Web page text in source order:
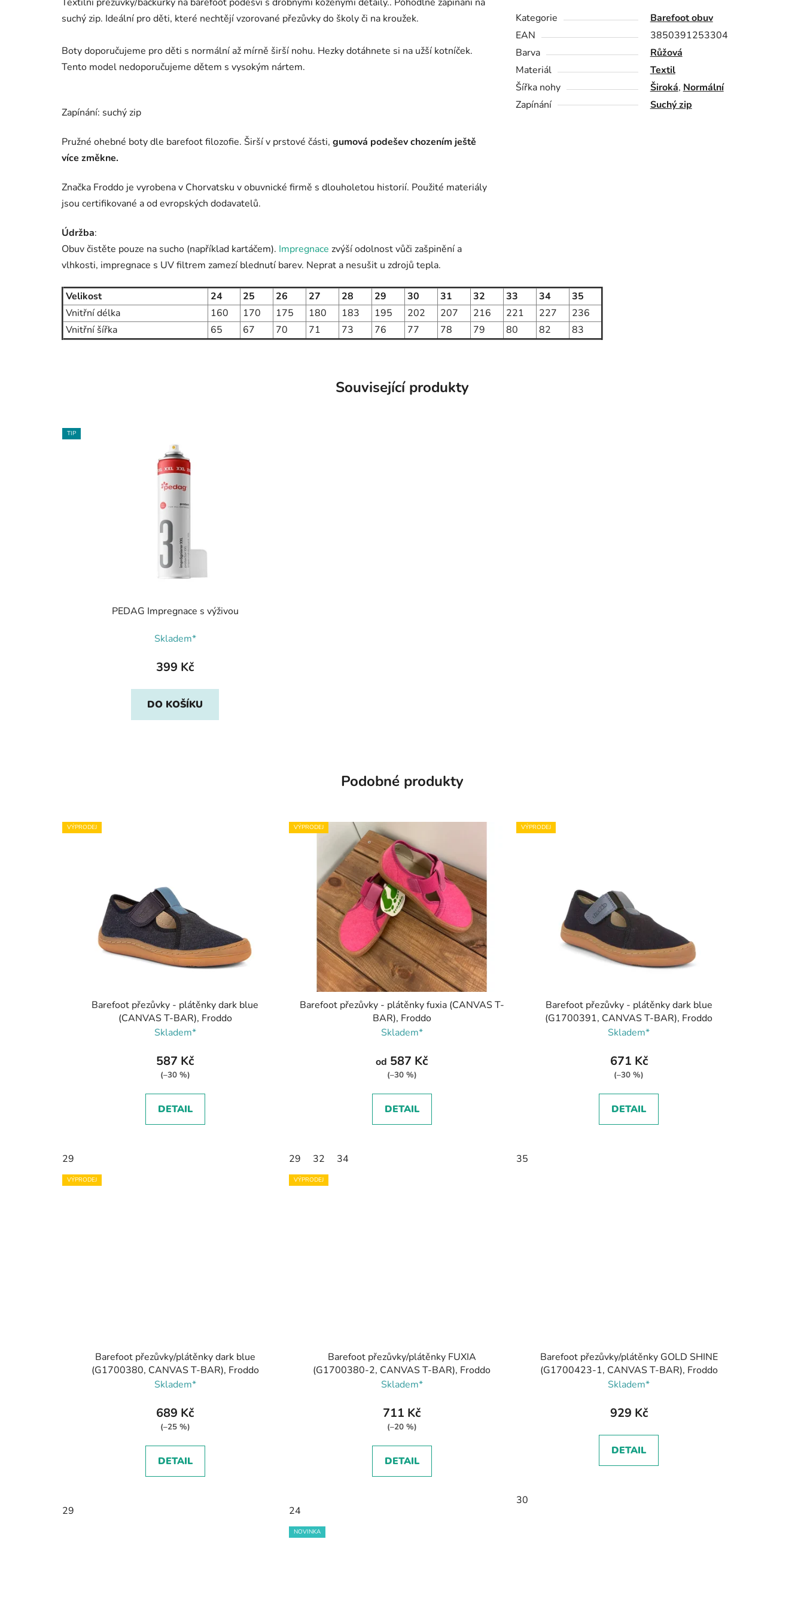
suchý zip. Ideální pro děti, které nechtějí vzorované přezůvky do školy či na kroužek.
Boty doporučujeme pro děti s normální až mírně širší nohu. Hezky dotáhnete si na užší kotníček.
Tento model nedoporučujeme dětem s vysokým nártem.
Zapínání: suchý zip
Pružné ohebné boty dle barefoot filozofie. Širší v prstové části, gumová podešev chozením ještě
více změkne.
Značka Froddo je vyrobena v Chorvatsku v obuvnické firmě s dlouholetou historií. Použité materiály
jsou certifikované a od evropských dodavatelů.
Údržba:
Obuv čistěte pouze na sucho (například kartáčem). Impregnace zvýší odolnost vůči zašpinění a
vlhkosti, impregnace s UV filtrem zamezí blednutí barev. Neprat a nesušit u zdrojů tepla.
Velikost 24 25 26 27 28 29 30 31 32 33 34
35
Vnitřní délka
160 170 175 180 183 195 202 207 216 221 227
236
Vnitřní šířka
65 67 70 71 73 76 77 78 79 80 82 83
Kategorie
Barefoot obuv
EAN
3850391253304
Barva
Růžová
Materiál
Textil
Šířka nohy
Široká, Normální
Zapínání
Suchý zip
Související produkty
TIP
PEDAG Impregnace s výživou
Skladem*
399 Kč
DO KOŠÍKU
Podobné produkty
VÝPRODEJ
Barefoot přezůvky - plátěnky dark blue
(CANVAS T-BAR), Froddo
Skladem*
587 Kč
(–30 %)
DETAIL
29
VÝPRODEJ
Barefoot přezůvky - plátěnky fuxia (CANVAS T-
BAR), Froddo
Skladem*
od 587 Kč
(–30 %)
DETAIL
29 32 34
VÝPRODEJ
Barefoot přezůvky - plátěnky dark blue
(G1700391, CANVAS T-BAR), Froddo
Skladem*
671 Kč
(–30 %)
DETAIL
35
VÝPRODEJ
Barefoot přezůvky/plátěnky dark blue
(G1700380, CANVAS T-BAR), Froddo
Skladem*
689 Kč
(–25 %)
DETAIL
29
VÝPRODEJ
Barefoot přezůvky/plátěnky FUXIA
(G1700380-2, CANVAS T-BAR), Froddo
Skladem*
711 Kč
(–20 %)
DETAIL
24
Barefoot přezůvky/plátěnky GOLD SHINE
(G1700423-1, CANVAS T-BAR), Froddo
Skladem*
929 Kč
DETAIL
30
NOVINKA